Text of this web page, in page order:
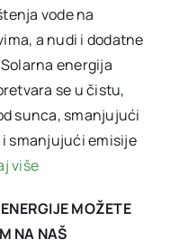
vode na
a nudi i dodatne
energija
se u čistu,
sunca, smanjujući
smanjujući emisije
više
MOŽETE
NA NAŠ